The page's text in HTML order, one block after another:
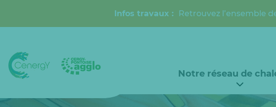
Infos travaux : Retrouvez l’ensemble
Notre réseau de